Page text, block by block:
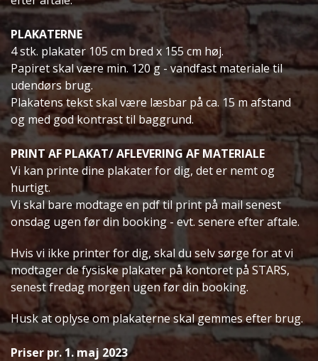
PLAKATERNE
4 stk. plakater 105 cm bred x 155 cm høj.
Papiret skal være min. 120 g - vandfast materiale til
udendørs brug.
Plakatens tekst skal være læsbar på ca. 15 m afstand
og med god kontrast til baggrund.
PRINT AF PLAKAT/ AFLEVERING AF MATERIALE
Vi kan printe dine plakater for dig, det er nemt og
hurtigt.
Vi skal bare modtage en pdf til print på mail senest
onsdag ugen før din booking - evt. senere efter aftale.
Hvis vi ikke printer for dig, skal du selv sørge for at vi
modtager de fysiske plakater på kontoret på STARS,
senest fredag morgen ugen før din booking.
Husk at oplyse om plakaterne skal gemmes efter brug.
Priser pr. 1. maj 2023